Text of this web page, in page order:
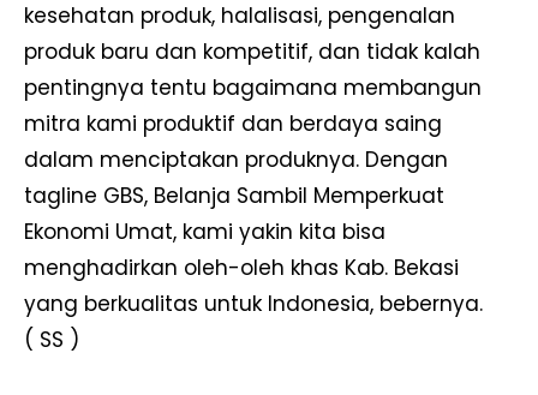
kesehatan produk, halalisasi, pengenalan
produk baru dan kompetitif, dan tidak kalah
pentingnya tentu bagaimana membangun
mitra kami produktif dan berdaya saing
dalam menciptakan produknya. Dengan
tagline GBS, Belanja Sambil Memperkuat
Ekonomi Umat, kami yakin kita bisa
menghadirkan oleh-oleh khas Kab. Bekasi
yang berkualitas untuk Indonesia, bebernya.
( SS )